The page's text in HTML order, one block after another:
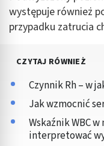
występuje również
przypadku zatrucia
CZYTAJ RÓWNIEŻ
Czynnik Rh – w
Jak wzmocnić
Wskaźnik WBC
interpretować